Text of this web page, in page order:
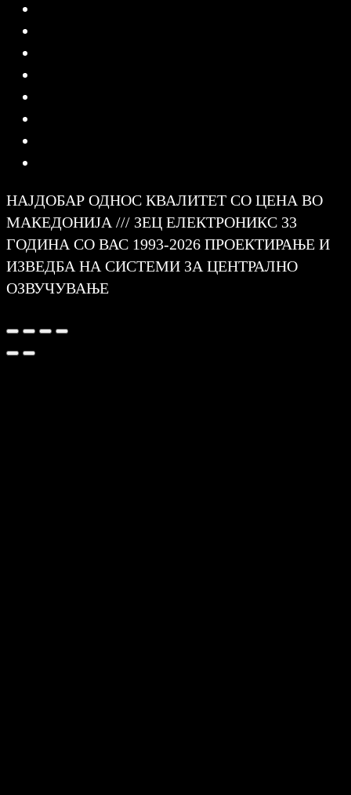
НАЈДОБАР ОДНОС КВАЛИТЕТ СО ЦЕНА ВО
МАКЕДОНИЈА /// ЗЕЦ ЕЛЕКТРОНИКС 33
ГОДИНА СО ВАС 1993-2026 ПРОЕКТИРАЊЕ И
ИЗВЕДБА НА СИСТЕМИ ЗА ЦЕНТРАЛНО
ОЗВУЧУВАЊЕ